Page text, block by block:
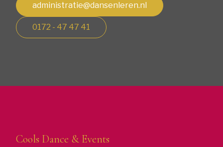
administratie@dansenleren.nl
0172 - 47 47 41
Cools Dance & Events